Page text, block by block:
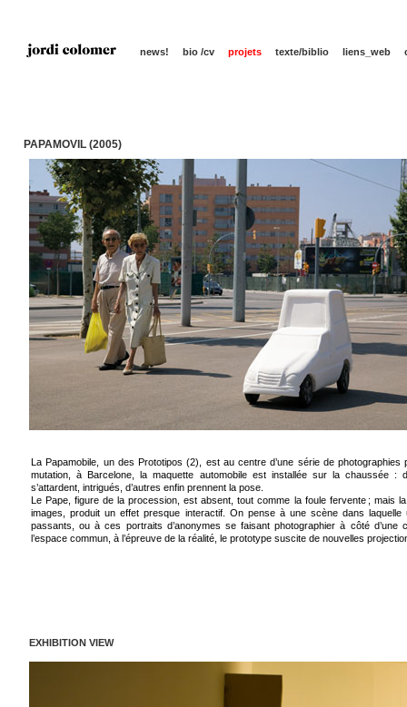
news! bio /cv projets texte/biblio liens_web
PAPAMOVIL (2005)
La Papamobile, un des Prototipos (2), est au centre d’une série de
mutation, à Barcelone, la maquette automobile est installée sur la chaussée :
s’attardent, intrigués, d’autres enfin prennent la pose.
Le Pape, figure de la procession, est absent, tout comme la foule fervente ; mais
images, produit un effet presque interactif. On pense à une scène dans
passants, ou à ces portraits d’anonymes se faisant photographier à côté
l’espace commun, à l’épreuve de la réalité, le prototype suscite de nouvelles
EXHIBITION VIEW